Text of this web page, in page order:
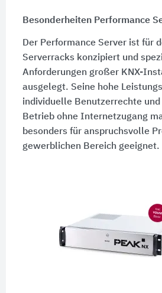
Besonderheiten Performance
Der Performance Server ist für
Serverracks konzipiert und
Anforderungen großer KNX-
ausgelegt. Seine hohe
individuelle Benutzerrechte
Betrieb ohne Internetzugang
besonders für anspruchsvolle
gewerblichen Bereich geeignet.